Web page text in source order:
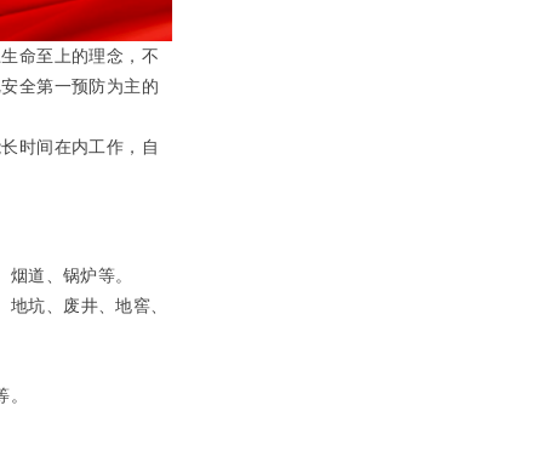
命至上的理念，不
全第一预防为主的
时间在内工作，自
道、锅炉等。
坑、废井、地窖、